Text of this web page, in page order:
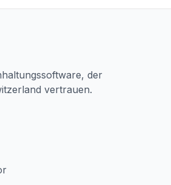
der
vertrauen.